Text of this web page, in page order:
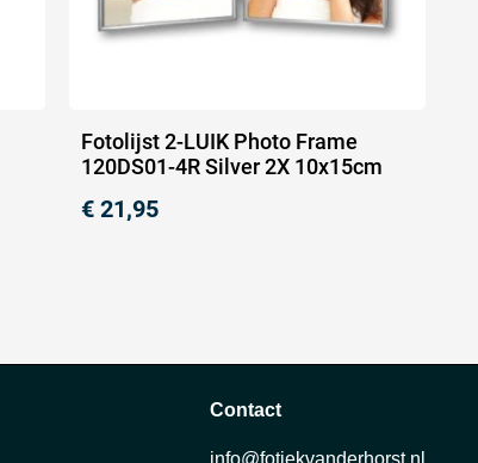
Fotolijst 2-LUIK Photo Frame
120DS01-4R Silver 2X 10x15cm
€ 21,95
Contact
info@fotiekvanderhorst.nl